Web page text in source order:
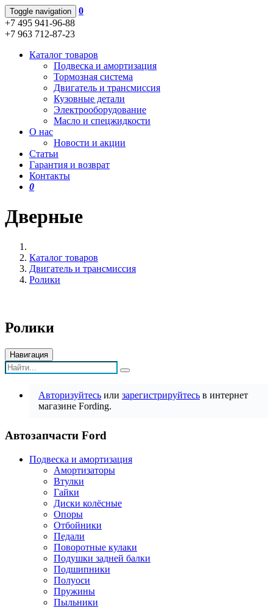
Toggle navigation
0
+7 495 941-96-88
+7 963 712-87-23
Каталог товаров
Подвеска и амортизация
Тормозная система
Двигатель и трансмиссия
Кузовные детали
Электрооборудование
Масло и спецжидкости
О нас
Новости и акции
Статьи
Гарантия и возврат
Контакты
0
Дверные
Каталог товаров
Двигатель и трансмиссия
Ролики
Ролики
Навигация
Авторизуйтесь или зарегистрируйтесь в интернет
магазине Fording.
Автозапчасти Ford
Подвеска и амортизация
Амортизаторы
Втулки
Гайки
Диски колёсные
Опоры
Отбойники
Педали
Поворотные кулаки
Подушки задней балки
Подшипники
Полуоси
Пружины
Пыльники